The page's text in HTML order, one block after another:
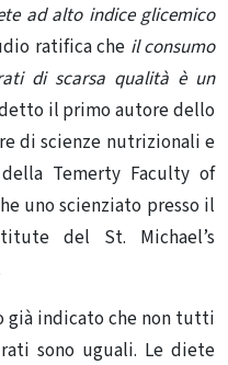
ad alto indice glicemico
ratifica che il consumo
di scarsa qualità è un
il primo autore dello
di scienze nutrizionali e
Temerty Faculty of
uno scienziato presso il
del St. Michael’s
già indicato che non tutti
sono uguali. Le diete